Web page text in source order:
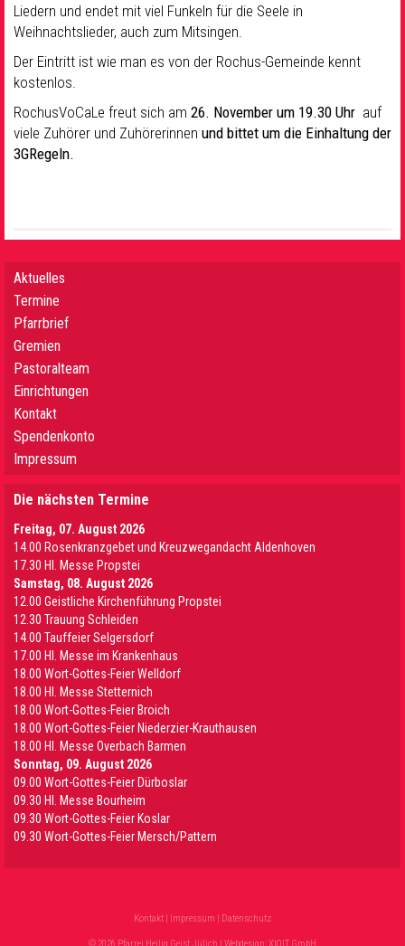
Liedern und endet mit viel Funkeln für die Seele in
Weihnachtslieder, auch zum Mitsingen.
Der Eintritt ist wie man es von der Rochus-Gemeinde kennt
kostenlos.
RochusVoCaLe freut sich am 26. November um 19.30 Uhr auf
viele Zuhörer und Zuhörerinnen und bittet um die Einhaltung der
3GRegeln.
Aktuelles
Termine
Pfarrbrief
Gremien
Pastoralteam
Einrichtungen
Kontakt
Spendenkonto
Impressum
Die nächsten Termine
Freitag, 07. August 2026
14.00 Rosenkranzgebet und Kreuzwegandacht Aldenhoven
17.30 Hl. Messe Propstei
Samstag, 08. August 2026
12.00 Geistliche Kirchenführung Propstei
12.30 Trauung Schleiden
14.00 Tauffeier Selgersdorf
17.00 Hl. Messe im Krankenhaus
18.00 Wort-Gottes-Feier Welldorf
18.00 Hl. Messe Stetternich
18.00 Wort-Gottes-Feier Broich
18.00 Wort-Gottes-Feier Niederzier-Krauthausen
18.00 Hl. Messe Overbach Barmen
Sonntag, 09. August 2026
09.00 Wort-Gottes-Feier Dürboslar
09.30 HI. Messe Bourheim
09.30 Wort-Gottes-Feier Koslar
09.30 Wort-Gottes-Feier Mersch/Pattern
Kontakt | Impressum | Datenschutz